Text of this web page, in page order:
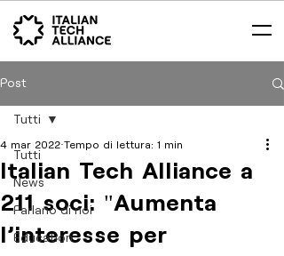
Post
Tutti
News
Parlano di noi
Education
Tutti
Italian Tech Alliance a
211 soci: "Aumenta
l'interesse per
4 mar 2022 Tempo di lettura: 1 min